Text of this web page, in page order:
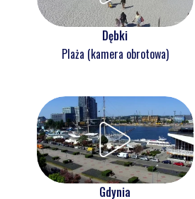
Dębki
Plaża (kamera obrotowa)
Gdynia